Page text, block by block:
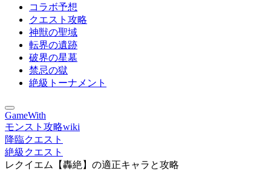
コラボ予想
クエスト攻略
神獣の聖域
転界の遺跡
破界の星墓
禁忌の獄
絶級トーナメント
GameWith
モンスト攻略wiki
降臨クエスト
絶級クエスト
レクイエム【轟絶】の適正キャラと攻略